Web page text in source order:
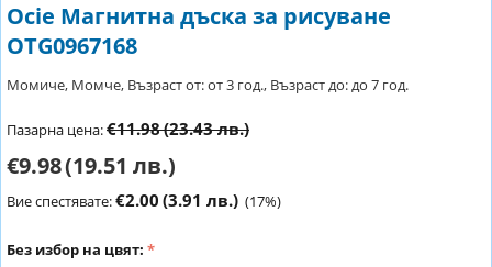
Ocie Магнитна дъска за рисуване
OTG0967168
Момиче, Момче, Възраст от: от 3 год., Възраст до: до 7 год.
Пазарна цена:€11.98(23.43 лв.)
€9.98(19.51 лв.)
Вие спестявате:€2.00 (3.91 лв.) (17%)
Без избор на цвят: